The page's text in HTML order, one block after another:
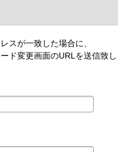
スが一致した場合に、
ド変更画面のURLを送信致し